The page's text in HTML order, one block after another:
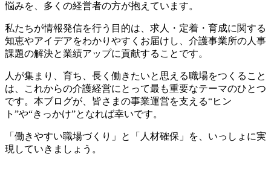
悩みを、多くの経営者の方が抱えています。
私たちが情報発信を行う目的は、求人・定着・育成に関する
知恵やアイデアをわかりやすくお届けし、介護事業所の人事
課題の解決と業績アップに貢献することです。
人が集まり、育ち、長く働きたいと思える職場をつくること
は、これからの介護経営にとって最も重要なテーマのひとつ
です。本ブログが、皆さまの事業運営を支える“ヒン
ト”や“きっかけ”となれば幸いです。
「働きやすい職場づくり」と「人材確保」を、いっしょに実
現していきましょう。